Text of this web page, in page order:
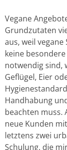
Vegane
Grundzutaten
aus, weil
keine
notwendig sind,
Geflügel, Eier
Handhabung
beachten muss.
neue Kunden
letztens zwei
Schulung, die